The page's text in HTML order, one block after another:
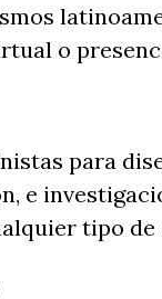
o
para
e
tipo